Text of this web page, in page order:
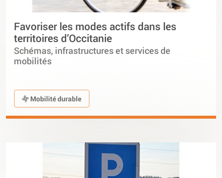
Favoriser les modes actifs dans les
territoires d’Occitanie
Schémas, infrastructures et services de
mobilités
Mobilité durable